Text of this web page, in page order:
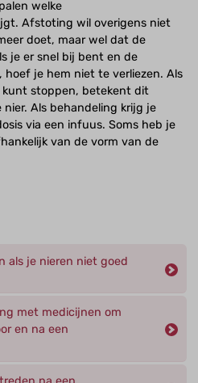
welke
Afstoting wil overigens niet
doet, maar wel dat de
je er snel bij bent en de
hoef je hem niet te verliezen. Als
stoppen, betekent dit
Als behandeling krijg je
via een infuus. Soms heb je
van de vorm van de
als je nieren niet goed
met medicijnen om
en na een